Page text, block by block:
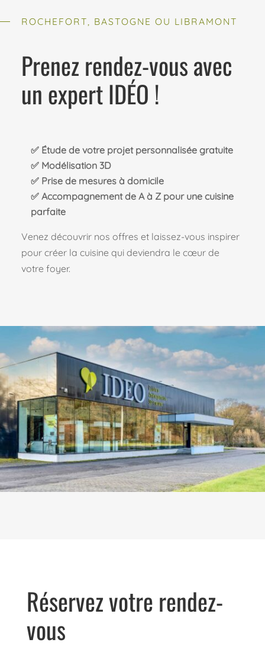
ROCHEFORT, BASTOGNE OU LIBRAMONT
Prenez rendez-vous avec
un expert IDÉO !
✅ Étude de votre projet personnalisée gratuite
✅ Modélisation 3D
✅ Prise de mesures à domicile
✅ Accompagnementde A à Z pour une cuisine
parfaite
Venez découvrir nos offres et laissez-vous inspirer
pour créer la cuisine qui deviendra le cœur de
votre foyer.
Réservez votre rendez-
vous